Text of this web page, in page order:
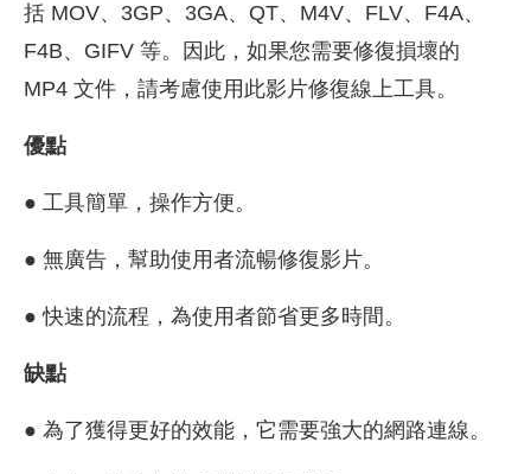
括 MOV、3GP、3GA、QT、M4V、FLV、F4A、
F4B、GIFV 等。因此，如果您需要修復損壞的
MP4 文件，請考慮使用此影片修復線上工具。
優點
● 工具簡單，操作方便。
● 無廣告，幫助使用者流暢修復影片。
● 快速的流程，為使用者節省更多時間。
缺點
● 為了獲得更好的效能，它需要強大的網路連線。